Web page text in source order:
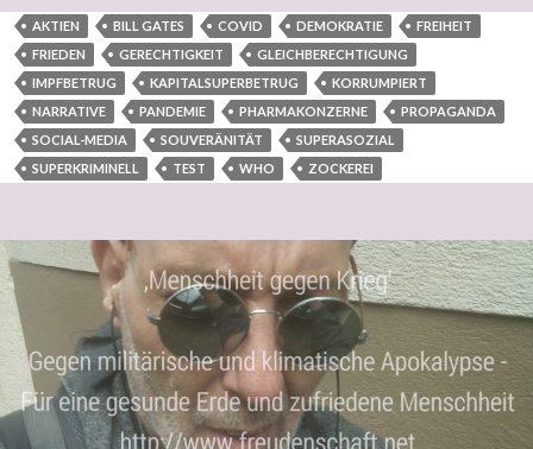
AKTIEN BILL GATES COVID DEMOKRATIE
FREIHEIT
FRIEDEN
GERECHTIGKEIT
GLEICHBERECHTIGUNG
IMPFBETRUG
KAPITALSUPERBETRUG
KORRUMPIERT
NARRATIVE
PANDEMIE PHARMAKONZERNE
PROPAGANDA
SOCIAL-MEDIA
SOUVERÄNITÄT
SUPERASOZIAL
SUPERKRIMINELL
TEST WHO ZOCKEREI